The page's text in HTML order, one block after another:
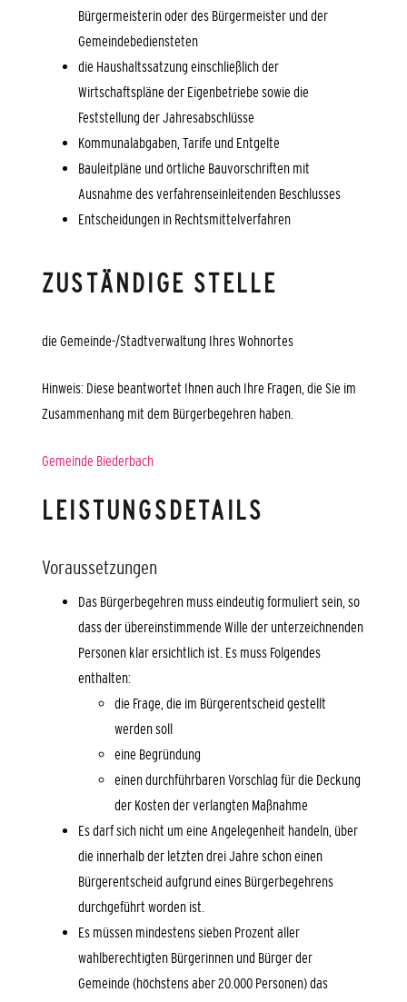
Bürgermeisterin oder des Bürgermeister und der
Gemeindebediensteten
die Haushaltssatzung einschließlich der
Wirtschaftspläne der Eigenbetriebe sowie die
Feststellung der Jahresabschlüsse
Kommunalabgaben, Tarife und Entgelte
Bauleitpläne und örtliche Bauvorschriften mit
Ausnahme des verfahrenseinleitenden Beschlusses
Entscheidungen in Rechtsmittelverfahren
ZUSTÄNDIGE STELLE
die Gemeinde-/Stadtverwaltung Ihres Wohnortes
Hinweis: Diese beantwortet Ihnen auch Ihre Fragen, die Sie im
Zusammenhang mit dem Bürgerbegehren haben.
Gemeinde Biederbach
LEISTUNGSDETAILS
Voraussetzungen
Das Bürgerbegehren muss eindeutig formuliert sein, so
dass der übereinstimmende Wille der unterzeichnenden
Personen klar ersichtlich ist. Es muss Folgendes
enthalten:
die Frage, die im Bürgerentscheid gestellt
werden soll
eine Begründung
einen durchführbaren Vorschlag für die Deckung
der Kosten der verlangten Maßnahme
Es darf sich nicht um eine Angelegenheit handeln, über
die innerhalb der letzten drei Jahre schon einen
Bürgerentscheid aufgrund eines Bürgerbegehrens
durchgeführt worden ist.
Es müssen mindestens sieben Prozent aller
wahlberechtigten Bürgerinnen und Bürger der
Gemeinde (höchstens aber 20.000 Personen) das